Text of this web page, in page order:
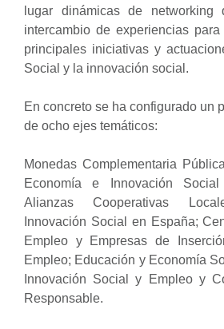
lugar dinámicas de networking
intercambio de experiencias
principales iniciativas y
Social y la innovación social.
En concreto se ha configurado un
de ocho ejes temáticos:
Monedas Complementaria
Economía e Innovación
Alianzas Cooperativas
Innovación Social en España;
Empleo y Empresas de
Empleo; Educación y Economía
Innovación Social y Empleo y
Responsable.